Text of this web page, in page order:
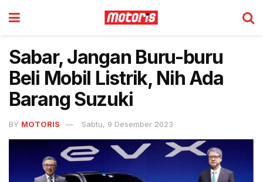
Sabar, Jangan Buru-buru
Beli Mobil Listrik, Nih Ada
Barang Suzuki
BY MOTORIS Sabtu, 9 Desember 2023